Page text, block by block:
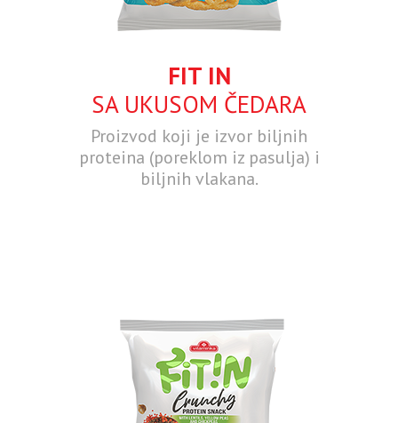
FIT IN
SA UKUSOM ČEDARA
Proizvod koji je izvor biljnih
proteina (poreklom iz pasulja) i
biljnih vlakana.